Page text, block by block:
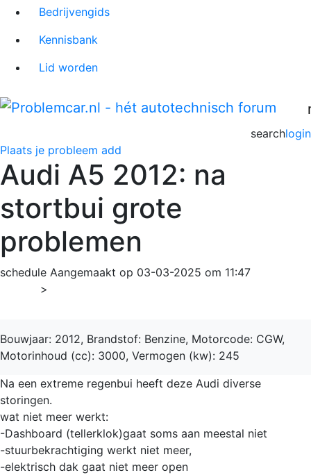
Bedrijvengids
Kennisbank
Lid worden
login
search
Plaats je probleem add
Audi A5 2012: na
stortbui grote
problemen
schedule Aangemaakt op 03-03-2025 om 11:47
>
Bouwjaar: 2012, Brandstof: Benzine, Motorcode: CGW,
Motorinhoud (cc): 3000, Vermogen (kw): 245
Na een extreme regenbui heeft deze Audi diverse
storingen.
wat niet meer werkt:
-Dashboard (tellerklok)gaat soms aan meestal niet
-stuurbekrachtiging werkt niet meer,
-elektrisch dak gaat niet meer open